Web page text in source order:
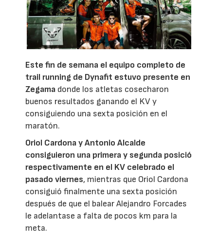
Este fin de semana el equipo completo de
trail running de Dynafit estuvo presente en
Zegama donde los atletas cosecharon
buenos resultados ganando el KV y
consiguiendo una sexta posición en el
maratón.
Oriol Cardona y Antonio Alcalde
consiguieron una primera y segunda posició
respectivamente en el KV celebrado el
pasado viernes, mientras que Oriol Cardona
consiguió finalmente una sexta posición
después de que el balear Alejandro Forcades
le adelantase a falta de pocos km para la
meta.